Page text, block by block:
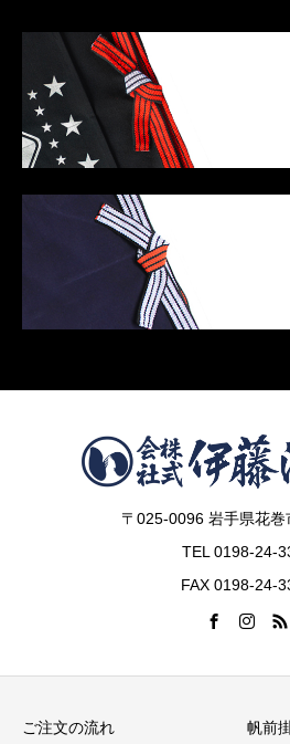
〒025-0096 岩手県花巻
TEL 0198-24-
FAX 0198-24-
ご注文の流れ 帆前